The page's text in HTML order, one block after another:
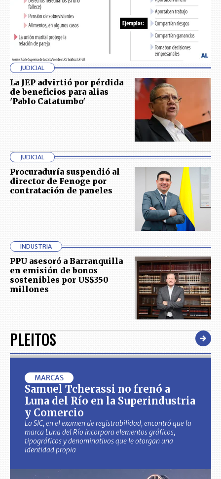
JUDICIAL
La JEP advirtió por pérdida
de beneficios para alias
'Pablo Catatumbo'
JUDICIAL
Procuraduría suspendió al
director de Fenoge por
contratación de paneles
INDUSTRIA
PPU asesoró a Barranquilla
en emisión de bonos
sostenibles por US$350
millones
PLEITOS
MARCAS
Samuel Tcherassi no frenó a
Luna del Río en la Superindustria
y Comercio
La SIC, en el examen de registrabilidad, encontró que la
marca Luna del Río incorpora elementos gráficos,
tipográficos y denominativos que le otorgan una
identidad propia